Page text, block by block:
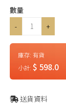
數量
-
+
庫存: 有貨
小計: $ 598.0
送貨資料